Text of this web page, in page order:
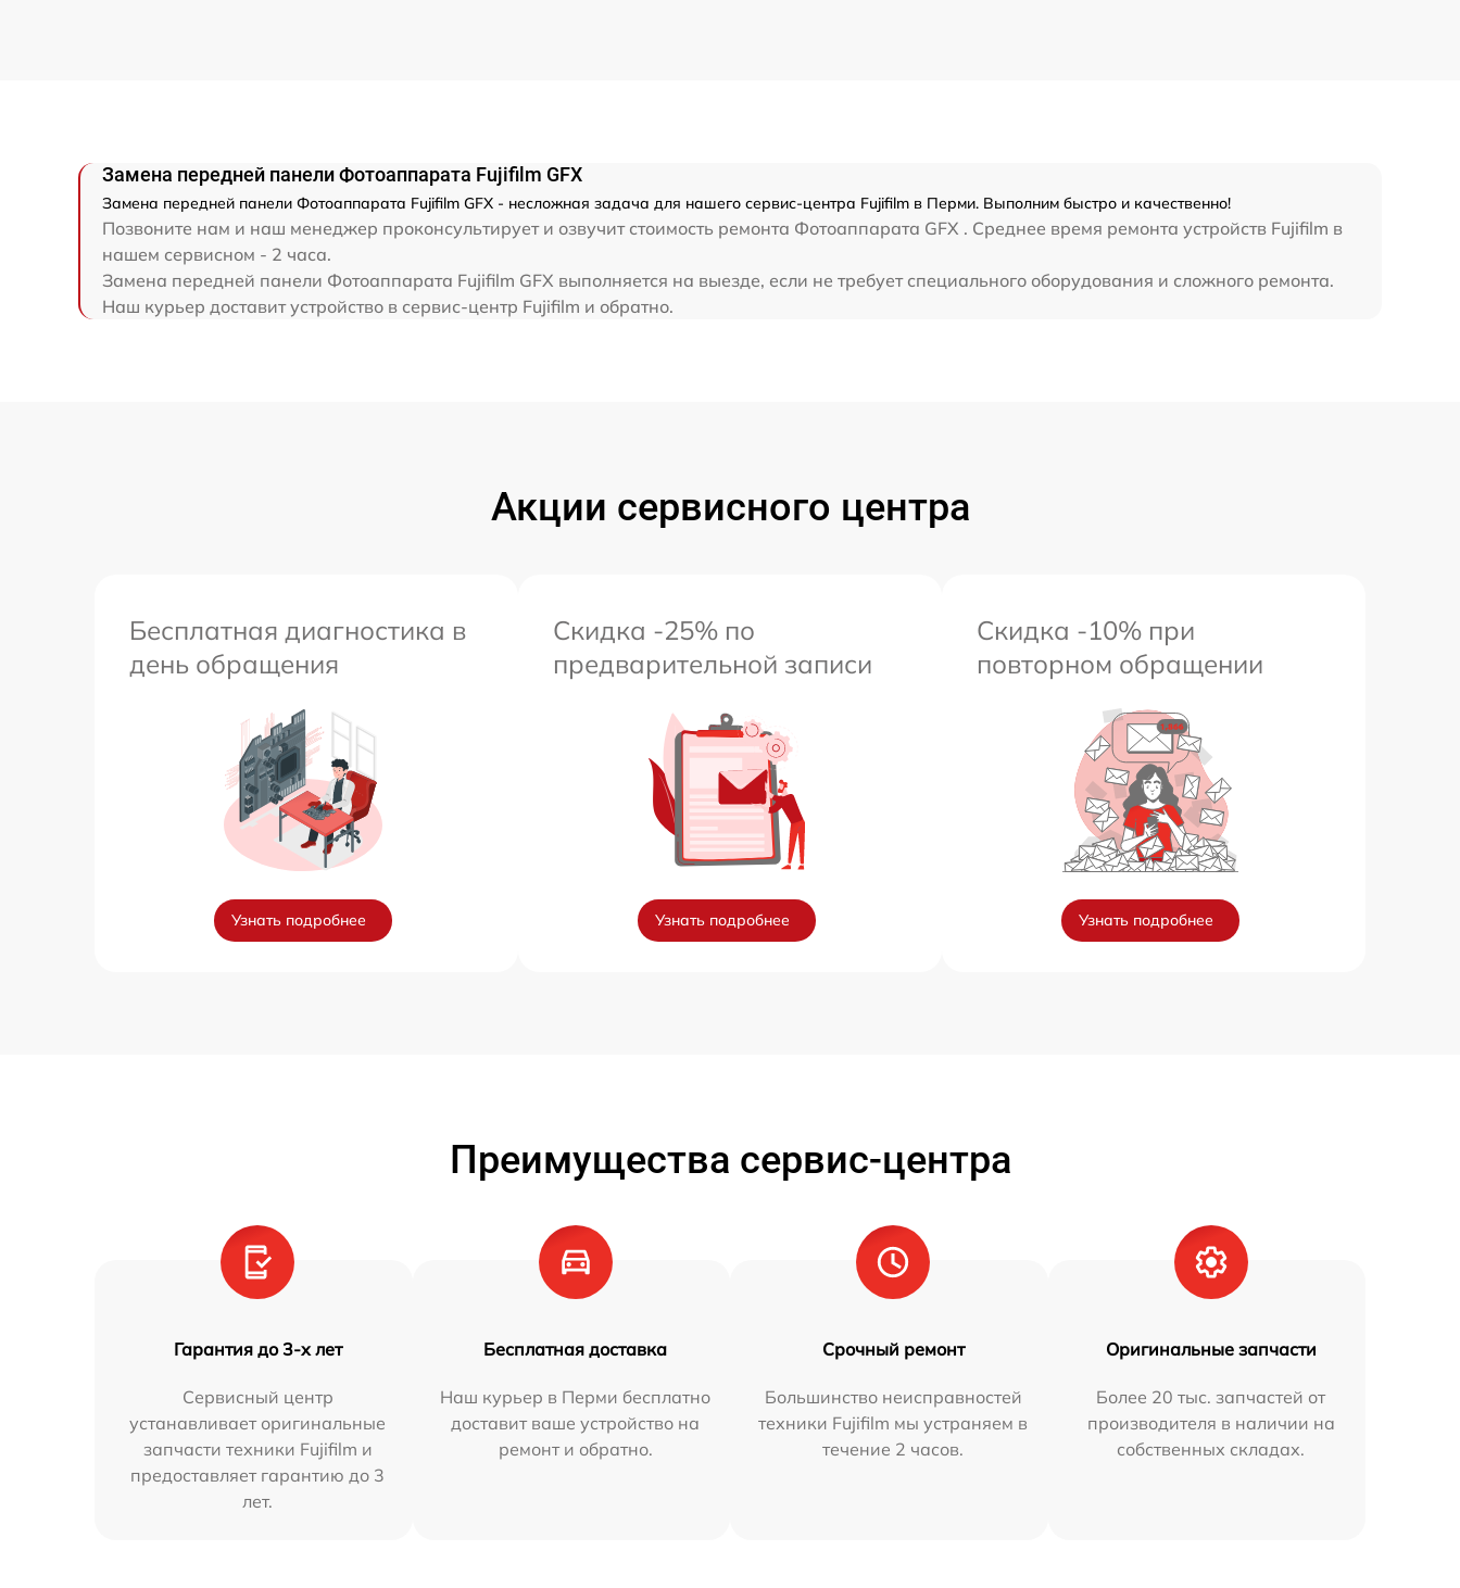
Замена передней панели Фотоаппарата Fujifilm GFX
Замена передней панели Фотоаппарата Fujifilm GFX - несложная задача для нашего сервис-центра Fujifilm в Перми. Выполним быстро и качественно!
Позвоните нам и наш менеджер проконсультирует и озвучит стоимость ремонта Фотоаппарата GFX . Среднее время ремонта устройств Fujifilm в
нашем сервисном - 2 часа.
Замена передней панели Фотоаппарата Fujifilm GFX выполняется на выезде, если не требует специального оборудования и сложного ремонта.
Наш курьер доставит устройство в сервис-центр Fujifilm и обратно.
Акции сервисного центра
Бесплатная диагностика в
день обращения
Узнать подробнее
Скидка -25% по
предварительной записи
Узнать подробнее
Скидка -10% при
повторном обращении
Узнать подробнее
Преимущества сервис-центра
Гарантия до 3-х лет
Сервисный центр
устанавливает оригинальные
запчасти техники Fujifilm и
предоставляет гарантию до 3
лет.
Бесплатная доставка
Наш курьер в Перми бесплатно
доставит ваше устройство на
ремонт и обратно.
Срочный ремонт
Большинство неисправностей
техники Fujifilm мы устраняем в
течение 2 часов.
Оригинальные запчасти
Более 20 тыс. запчастей от
производителя в наличии на
собственных складах.